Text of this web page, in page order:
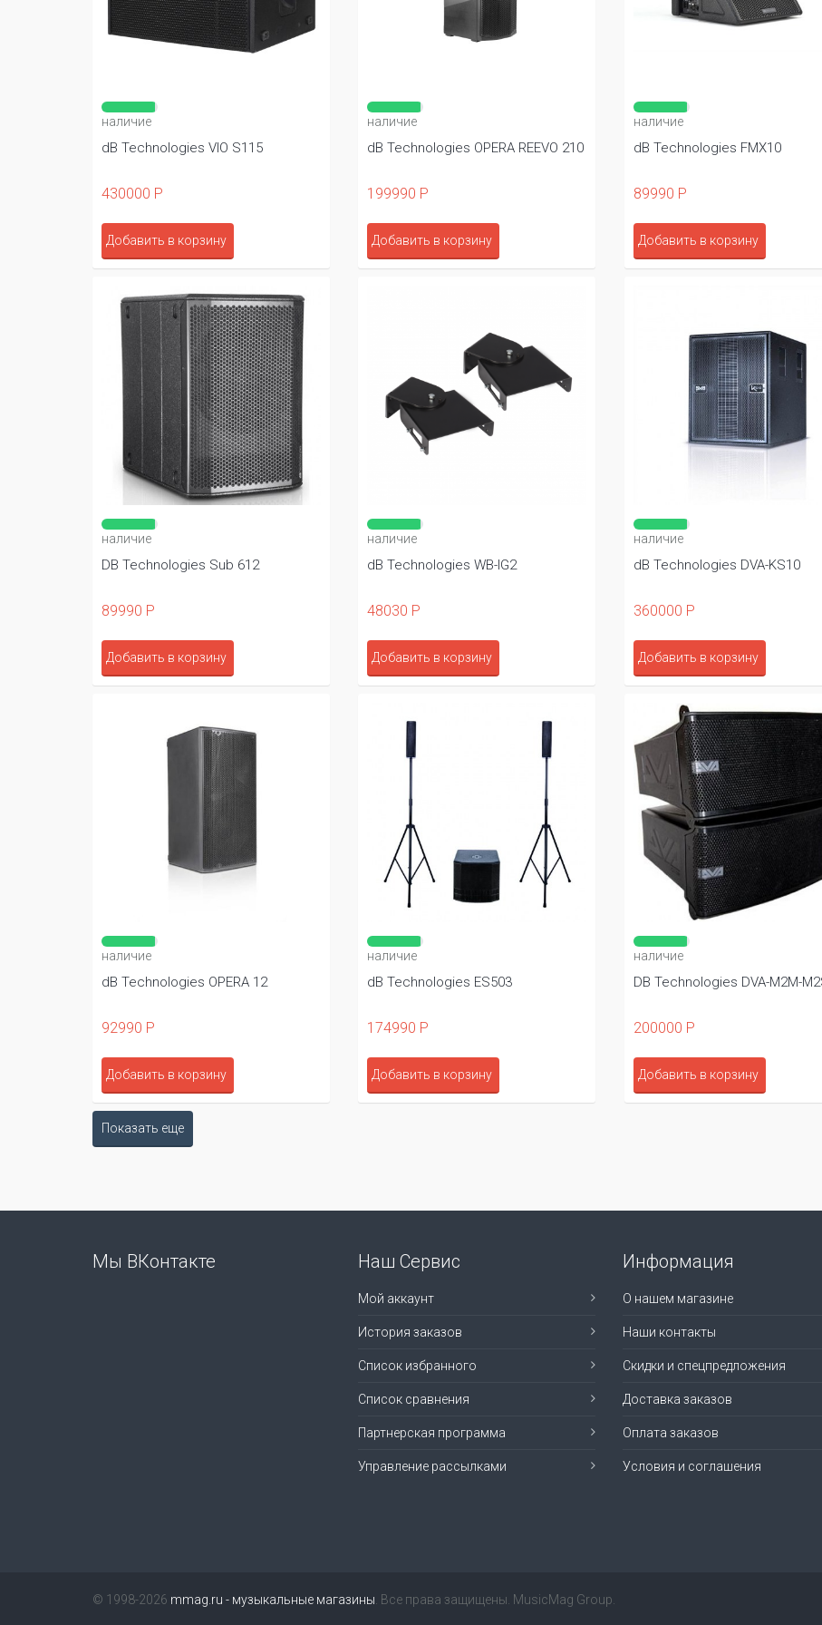
наличие
DB Technologies Sub 612
89990 Р
Добавить в корзину
наличие
dB Technologies ES503
174990 Р
Добавить в корзину
наличие
dB Technologies FMX10
89990 Р
Добавить в корзину
наличие
dB Technologies OPERA REEVO 210
199990 Р
Добавить в корзину
наличие
dB Technologies DVA-KS10
360000 Р
Добавить в корзину
наличие
dB Technologies OPERA 12
92990 Р
Добавить в корзину
наличие
DB Technologies DVA-M2M-
200000 Р
Добавить в корзину
наличие
dB Technologies WB-IG2
48030 Р
Добавить в корзину
наличие
dB Technologies VIO S115
430000 Р
Добавить в корзину
Показать еще
Мы ВКонтакте Наш Сервис
Мой аккаунт
История заказов
Список избранного
Список сравнения
Партнерская программа
Управление рассылками
Информация
О нашем магазине
Наши контакты
Скидки и спецпредложения
Доставка заказов
Оплата заказов
Условия и соглашения
© 1998-2026 mmag.ru - музыкальные магазины . Все права защищены. MusicMag Group.